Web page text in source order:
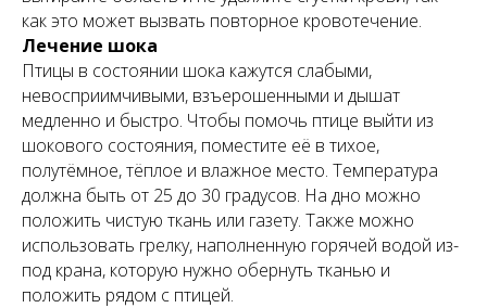
как это может вызвать повторное кровотечение.
Лечение шока
Птицы в состоянии шока кажутся слабыми,
невосприимчивыми, взъерошенными и дышат
медленно и быстро. Чтобы помочь птице выйти из
шокового состояния, поместите её в тихое,
полутёмное, тёплое и влажное место. Температура
должна быть от 25 до 30 градусов. На дно можно
положить чистую ткань или газету. Также можно
использовать грелку, наполненную горячей водой из-
под крана, которую нужно обернуть тканью и
положить рядом с птицей.